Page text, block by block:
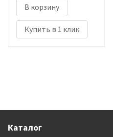
В корзину
Купить в 1 клик
Каталог